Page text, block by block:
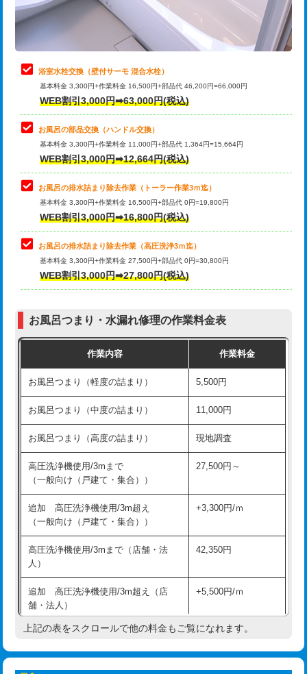
止水・漏水調査・防水処理・清掃・修
理・調整・分解・加工など（軽作業）
止水・漏水調査・防水処理・清掃・修
理・調整・分解・加工など（中作業）
22,000円
止水・漏水調査・防水処理・清掃・修
理・調整・分解・加工など（重作業）
33,000円
トイレタンク脱着
トイレ便器脱着
タンクレストイレ脱着 33,000円
小便器トイレ脱着
その他部品の脱着 8,800円～
交換・取付（タンク）
交換・取付（普通便座） 11,000円+材料費
交換・取付（温水洗浄便座） 16,500円+材料費
交換・取付(単水栓（壁付・デッキ
式）)
13,200円+材料費
交換・取付(混合水栓（壁付・デッキ
式・ワンホール）)
16,500円+材料費
交換・取付(排水栓・排水トラップ
（P/S/ポップアップ））
22,000円+材料費
交換・取付（その他部品） 11,000円+材料費
持込商品取付（単水栓） 13,200円
持込商品取付（混合水栓）
持込商品取付（浄水器・分岐水栓） 16,500円
持込商品取付（温水洗浄便座） 22,000円
持込商品取付（普通便座⇔温水洗浄便
22,000円
浴室水栓交換（壁付サーモ 混合水栓）
基本料金 3,300円+作業料金 16,500円+部品代 46,200円=66,000円
WEB割引3,000円➡63,000円(税込)
お風呂の部品交換（ハンドル交換）
基本料金 3,300円+作業料金 11,000円+部品代 1,364円=15,664円
WEB割引3,000円➡12,664円(税込)
お風呂の排水詰まり除去作業（トーラー作業3ｍ迄）
基本料金 3,300円+作業料金 16,500円+部品代 0円=19,800円
WEB割引3,000円➡16,800円(税込)
お風呂の排水詰まり除去作業（高圧洗浄3ｍ迄）
基本料金 3,300円+作業料金 27,500円+部品代 0円=30,800円
WEB割引3,000円➡27,800円(税込)
お風呂つまり・水漏れ修理の作業料金表
作業内容 作業料金
お風呂つまり（軽度の詰まり） 5,500円
お風呂つまり（中度の詰まり） 11,000円
お風呂つまり（高度の詰まり） 現地調査
高圧洗浄機使用/3mまで
（一般向け（戸建て・集合））
27,500円～
追加 高圧洗浄機使用/3m超え
（一般向け（戸建て・集合））
+3,300円/ｍ
高圧洗浄機使用/3mまで（店舗・法
人）
42,350円
追加 高圧洗浄機使用/3m超え（店
舗・法人）
+5,500円/ｍ
高度高圧洗浄換 現地調査
上記の表をスクロールで他の料金もご覧になれます。